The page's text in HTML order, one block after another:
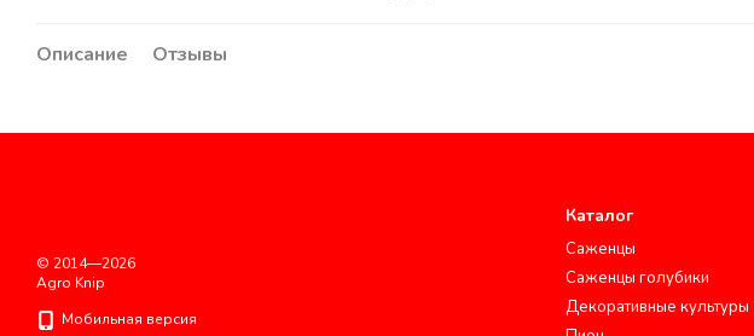
Описание Отзывы
© 2014—2026
Agro Knip
Мобильная версия
Каталог
Саженцы
Саженцы голубики
Декоративные культуры